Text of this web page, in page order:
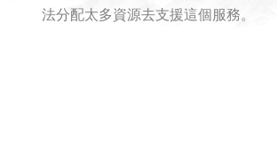
法分配太多資源去支援這個服務。